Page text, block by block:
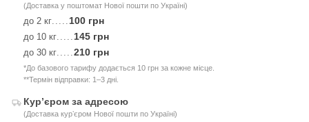
(Доставка у поштомат Нової пошти по Україні)
до 2 кг 100 грн
до 10 кг 145 грн
до 30 кг 210 грн
*До базового тарифу додається 10 грн за кожне місце.
**Термін відправки: 1–3 дні.
Курʼєром за адресою
(Доставка курʼєром Нової пошти по Україні)